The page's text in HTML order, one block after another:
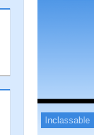
Inclassable